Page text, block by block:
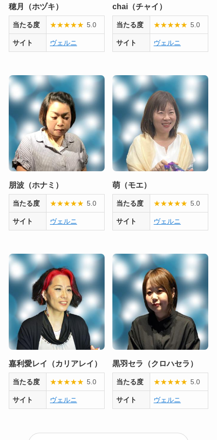
穂月（ホヅキ）
当たる度 ★★★★★ 5.0
サイト ヴェルニ
chai（チャイ）
当たる度 ★★★★★ 5.0
サイト ヴェルニ
朋波（ホナミ）
当たる度 ★★★★★ 5.0
サイト ヴェルニ
萌（モエ）
当たる度 ★★★★★ 5.0
サイト ヴェルニ
嘉利愛レイ（カリアレイ）
当たる度 ★★★★★ 5.0
サイト ヴェルニ
黒羽セラ（クロハセラ）
当たる度 ★★★★★ 5.0
サイト ヴェルニ